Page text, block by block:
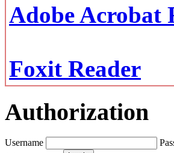
Adobe Acrobat
Foxit Reader
Authorization
Username